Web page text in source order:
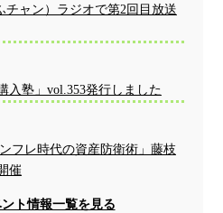
チャン）ラジオで第2回目放送
入塾」vol.353発行しました
フレ時代の資産防衛術」藤枝
催
ト情報一覧を見る